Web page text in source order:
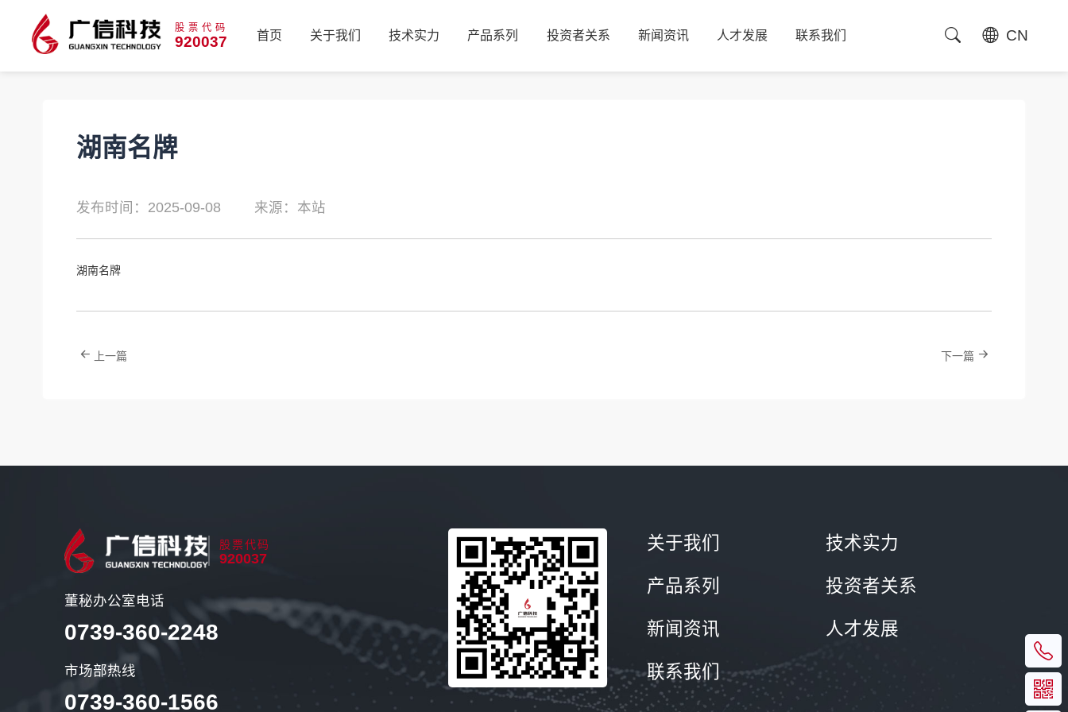
股票代码
920037 首页 关于我们 技术实力 产品系列 投资者关系 新闻资讯 人才发展 联系我们 CN
湖南名牌
发布时间：2025-09-08 来源：本站
湖南名牌
上一篇 下一篇
股票代码
920037
董秘办公室电话
0739-360-2248
市场部热线
0739-360-1566
关于我们 技术实力
产品系列 投资者关系
新闻资讯 人才发展
联系我们